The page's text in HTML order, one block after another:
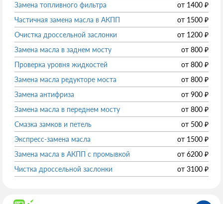
Замена топливного фильтра
от 1400 ₽
Частичная замена масла в АКПП
от 1500 ₽
Очистка дроссельной заслонки
от 1200 ₽
Замена масла в заднем мосту
от 800 ₽
Проверка уровня жидкостей
от 800 ₽
Замена масла редукторе моста
от 800 ₽
Замена антифриза
от 900 ₽
Замена масла в переднем мосту
от 800 ₽
Смазка замков и петель
от 500 ₽
Экспресс-замена масла
от 1500 ₽
Замена масла в АКПП с промывкой
от 6200 ₽
Чистка дроссельной заслонки
от 3100 ₽